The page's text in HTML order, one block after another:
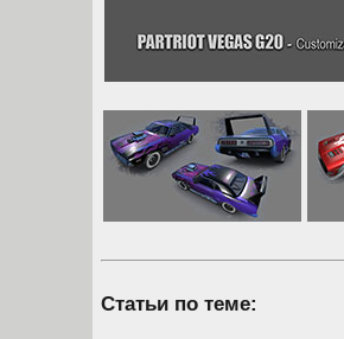
Статьи по теме: